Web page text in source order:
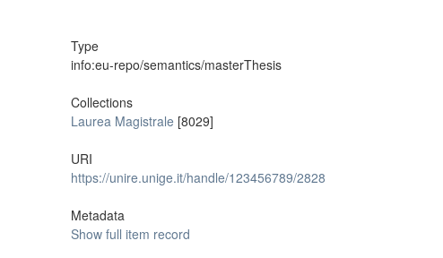
Type
info:eu-repo/semantics/masterThesis
Collections
Laurea Magistrale [8029]
URI
https://unire.unige.it/handle/123456789/2828
Metadata
Show full item record